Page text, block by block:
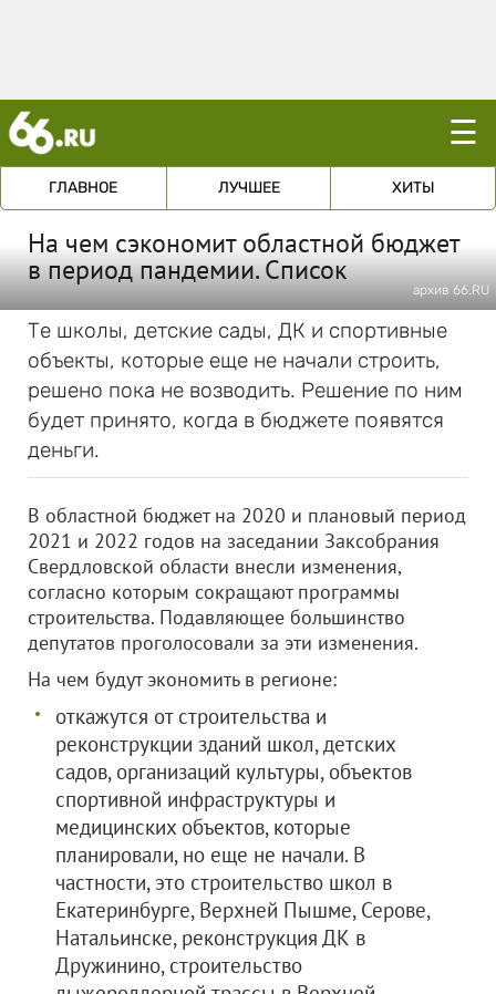
☰
ГЛАВНОЕ ЛУЧШЕЕ ХИТЫ
На чем сэкономит областной бюджет
в период пандемии. Список
архив 66.RU
Те школы, детские сады, ДК и спортивные
объекты, которые еще не начали строить,
решено пока не возводить. Решение по ним
будет принято, когда в бюджете появятся
деньги.
В областной бюджет на 2020 и плановый период
2021 и 2022 годов на заседании Заксобрания
Свердловской области внесли изменения,
согласно которым сокращают программы
строительства. Подавляющее большинство
депутатов проголосовали за эти изменения.
На чем будут экономить в регионе:
откажутся от строительства и
реконструкции зданий школ, детских
садов, организаций культуры, объектов
спортивной инфраструктуры и
медицинских объектов, которые
планировали, но еще не начали. В
частности, это строительство школ в
Екатеринбурге, Верхней Пышме, Серове,
Натальинске, реконструкция ДК в
Дружинино, строительство